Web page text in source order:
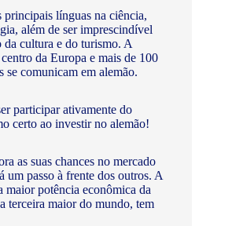
principais línguas na ciência,
além de ser imprescindível
da cultura e do turismo. A
da Europa e mais de 100
se comunicam em alemão.
participar ativamente do
certo ao investir no alemão!
as suas chances no mercado
um passo à frente dos outros. A
maior potência econômica da
terceira maior do mundo, tem